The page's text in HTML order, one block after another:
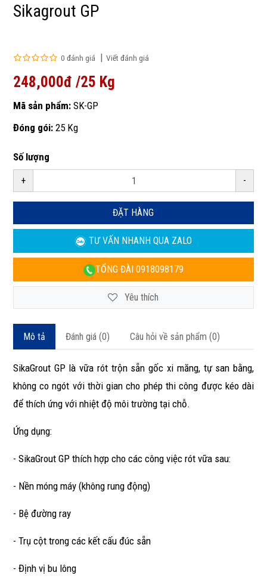
Sikagrout GP
0 đánh giá Viết đánh giá
248,000đ /25 Kg
Mã sản phẩm:SK-GP
Đóng gói:25 Kg
Số lượng
+ -
ĐẶT HÀNG
TƯ VẤN NHANHQUA ZALO
TỔNG ĐÀI 0918098179
Yêu thích
Mô tả Đánh giá (0) Câu hỏi về sản phẩm (0)
SikaGrout GP là vữa rót trộn sẵn gốc xi măng, tự san bằng,
không co ngót với thời gian cho phép thi công được kéo dài
để thích ứng với nhiệt độ môi trường tại chỗ.
Ứng dụng:
- SikaGrout GP thích hợp cho các công việc rót vữa sau:
- Nền móng máy (không rung động)
- Bệ đường ray
- Trụ cột trong các kết cấu đúc sẵn
- Định vị bu lông